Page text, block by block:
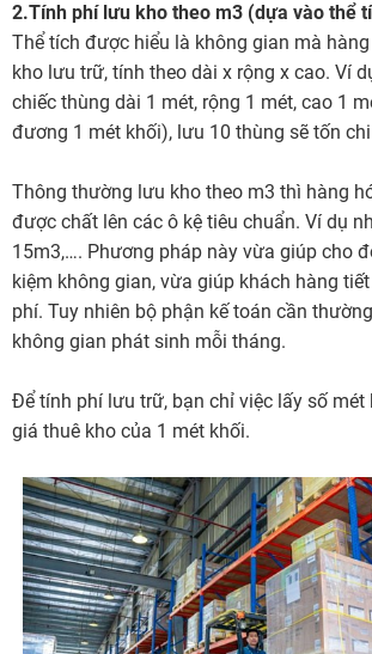
2.Tính phí lưu kho theo m3 (dựa vào thể
Thể tích được hiểu là không gian mà
kho lưu trữ, tính theo dài x rộng x cao. Ví
chiếc thùng dài 1 mét, rộng 1 mét, cao 1
đương 1 mét khối), lưu 10 thùng sẽ tốn
Thông thường lưu kho theo m3 thì hàng
được chất lên các ô kệ tiêu chuẩn. Ví dụ
15m3,…. Phương pháp này vừa giúp cho
kiệm không gian, vừa giúp khách hàng
phí. Tuy nhiên bộ phận kế toán cần
không gian phát sinh mỗi tháng.
Để tính phí lưu trữ, bạn chỉ việc lấy số mét
giá thuê kho của 1 mét khối.